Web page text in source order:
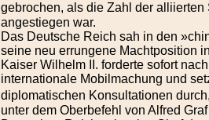
gebrochen, als die Zahl der
angestiegen war.
Das Deutsche Reich sah in den
seine neu errungene Machtposition
Kaiser Wilhelm II. forderte sofort
internationale Mobilmachung und
diplomatischen Konsultationen
unter dem Oberbefehl von Alfred